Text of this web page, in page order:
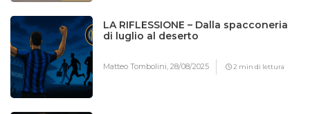
LA RIFLESSIONE – Dalla spacconeria
di luglio al deserto
Matteo Tombolini,28/08/2025 2 min di lettura